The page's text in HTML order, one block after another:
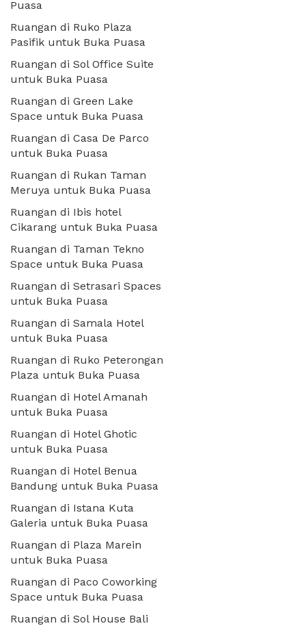
Puasa
Ruangan di Ruko Plaza
Pasifik untuk Buka Puasa
Ruangan di Sol Office Suite
untuk Buka Puasa
Ruangan di Green Lake
Space untuk Buka Puasa
Ruangan di Casa De Parco
untuk Buka Puasa
Ruangan di Rukan Taman
Meruya untuk Buka Puasa
Ruangan di Ibis hotel
Cikarang untuk Buka Puasa
Ruangan di Taman Tekno
Space untuk Buka Puasa
Ruangan di Setrasari Spaces
untuk Buka Puasa
Ruangan di Samala Hotel
untuk Buka Puasa
Ruangan di Ruko Peterongan
Plaza untuk Buka Puasa
Ruangan di Hotel Amanah
untuk Buka Puasa
Ruangan di Hotel Ghotic
untuk Buka Puasa
Ruangan di Hotel Benua
Bandung untuk Buka Puasa
Ruangan di Istana Kuta
Galeria untuk Buka Puasa
Ruangan di Plaza Marein
untuk Buka Puasa
Ruangan di Paco Coworking
Space untuk Buka Puasa
Ruangan di Sol House Bali